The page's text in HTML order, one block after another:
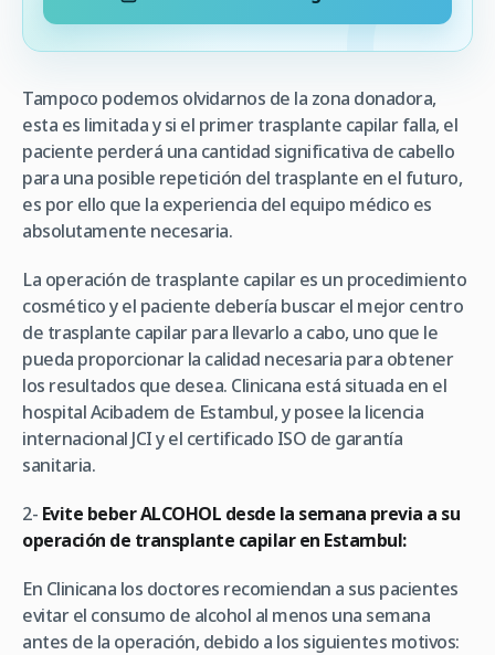
Tampoco podemos olvidarnos de la zona donadora,
esta es limitada y si el primer trasplante capilar falla, el
paciente perderá una cantidad significativa de cabello
para una posible repetición del trasplante en el futuro,
es por ello que la experiencia del equipo médico es
absolutamente necesaria.
La operación de trasplante capilar es un procedimiento
cosmético y el paciente debería buscar el mejor centro
de trasplante capilar para llevarlo a cabo, uno que le
pueda proporcionar la calidad necesaria para obtener
los resultados que desea. Clinicana está situada en el
hospital Acibadem de Estambul, y posee la licencia
internacional JCI y el certificado ISO de garantía
sanitaria.
2- Evite beber ALCOHOL desde la semana previa a su
operación de transplante capilar en Estambul:
En Clinicana los doctores recomiendan a sus pacientes
evitar el consumo de alcohol al menos una semana
antes de la operación, debido a los siguientes motivos: